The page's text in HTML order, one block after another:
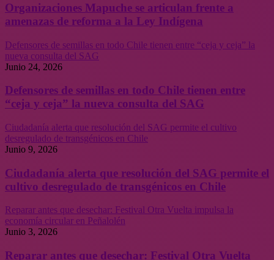
Organizaciones Mapuche se articulan frente a
amenazas de reforma a la Ley Indígena
Defensores de semillas en todo Chile tienen entre “ceja y ceja” la
nueva consulta del SAG
Junio 24, 2026
Defensores de semillas en todo Chile tienen entre
“ceja y ceja” la nueva consulta del SAG
Ciudadanía alerta que resolución del SAG permite el cultivo
desregulado de transgénicos en Chile
Junio 9, 2026
Ciudadanía alerta que resolución del SAG permite el
cultivo desregulado de transgénicos en Chile
Reparar antes que desechar: Festival Otra Vuelta impulsa la
economía circular en Peñalolén
Junio 3, 2026
Reparar antes que desechar: Festival Otra Vuelta